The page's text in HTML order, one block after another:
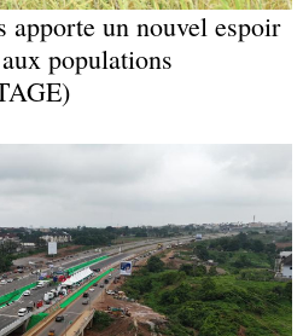
un nouvel espoir
populations